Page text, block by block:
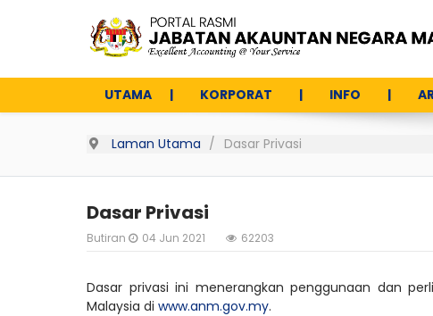
UTAMA KORPORAT INFO
Laman Utama Dasar Privasi
Dasar Privasi
Butiran 04 Jun 2021 62203
Dasar privasi ini menerangkan penggunaan dan
Malaysia di www.anm.gov.my.